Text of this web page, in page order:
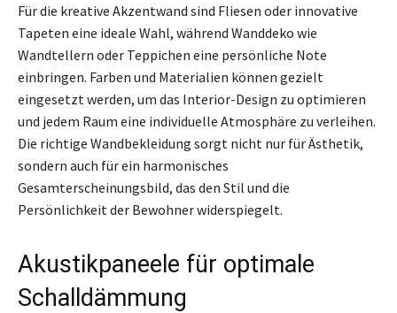
Für die kreative Akzentwand sind Fliesen oder innovative
Tapeten eine ideale Wahl, während Wanddeko wie
Wandtellern oder Teppichen eine persönliche Note
einbringen. Farben und Materialien können gezielt
eingesetzt werden, um das Interior-Design zu optimieren
und jedem Raum eine individuelle Atmosphäre zu verleihen.
Die richtige Wandbekleidung sorgt nicht nur für Ästhetik,
sondern auch für ein harmonisches
Gesamterscheinungsbild, das den Stil und die
Persönlichkeit der Bewohner widerspiegelt.
Akustikpaneele für optimale
Schalldämmung